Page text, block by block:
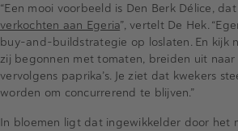
“Een mooi voorbeeld is Den Berk Délice,
verkochten aan Egeria”, vertelt De Hek.
buy-and-buildstrategie op loslaten. En kijk
zij begonnen met tomaten, breiden uit naar
vervolgens paprika’s. Je ziet dat kwekers
worden om concurrerend te blijven.”
In bloemen ligt dat ingewikkelder door het